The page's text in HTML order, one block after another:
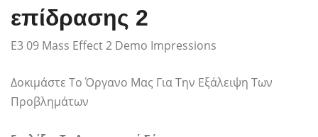
επίδρασης 2
E3 09 Mass Effect 2 Demo Impressions
Δοκιμάστε Το Όργανο Μας Για Την Εξάλειψη Των
Προβλημάτων